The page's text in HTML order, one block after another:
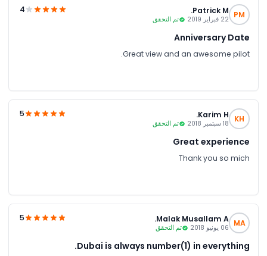
PM
Patrick M.
22 فبراير 2019 تم التحقق
4
Anniversary Date
Great view and an awesome pilot.
KH
Karim H.
18 سبتمبر 2018 تم التحقق
5
Great experience
Thank you so mich
MA
Malak Musallam A.
06 يونيو 2018 تم التحقق
5
Dubai is always number(1) in everything.